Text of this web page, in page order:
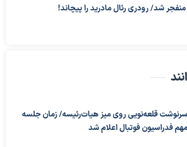
شد/ رودری رئال مادرید را پیچاند!
سرنوشت قلعه‌نویی روی میز هیات‌رئیسه/ زمان جلسه
مهم فدراسیون فوتبال اعلام شد